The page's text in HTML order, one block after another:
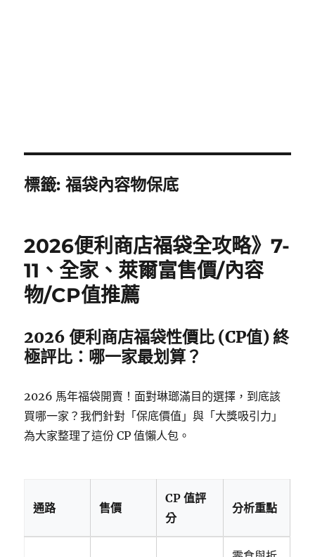
標籤:福袋內容物保底
2026便利商店福袋全攻略》7-
11、全家、萊爾富售價/內容
物/CP值推薦
2026 便利商店福袋性價比 (CP值) 終
極評比：哪一家最划算？
2026 馬年福袋開賣！面對琳瑯滿目的選擇，到底該
買哪一家？我們針對「保底價值」與「大獎吸引力」
為大家整理了這份 CP 值懶人包。
通路 售價
CP 值評
分
分析重點